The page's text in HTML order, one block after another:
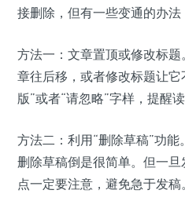
接删除，但有一些变通的办法
方法一：文章置顶或修改标
章往后移，或者修改标题让
版”或者“请忽略”字样，提醒
方法二：利用“删除草稿”功能
删除草稿倒是很简单。但一
点一定要注意，避免急于发稿。